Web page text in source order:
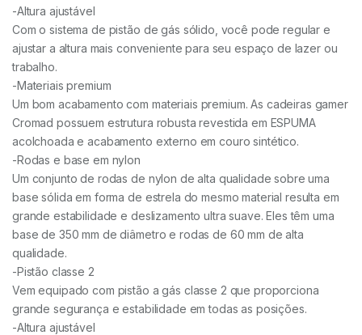
-Altura ajustável
Com o sistema de pistão de gás sólido, você pode regular e
ajustar a altura mais conveniente para seu espaço de lazer ou
trabalho.
-Materiais premium
Um bom acabamento com materiais premium. As cadeiras gamer
Cromad possuem estrutura robusta revestida em ESPUMA
acolchoada e acabamento externo em couro sintético.
-Rodas e base em nylon
Um conjunto de rodas de nylon de alta qualidade sobre uma
base sólida em forma de estrela do mesmo material resulta em
grande estabilidade e deslizamento ultra suave. Eles têm uma
base de 350 mm de diâmetro e rodas de 60 mm de alta
qualidade.
-Pistão classe 2
Vem equipado com pistão a gás classe 2 que proporciona
grande segurança e estabilidade em todas as posições.
-Altura ajustável